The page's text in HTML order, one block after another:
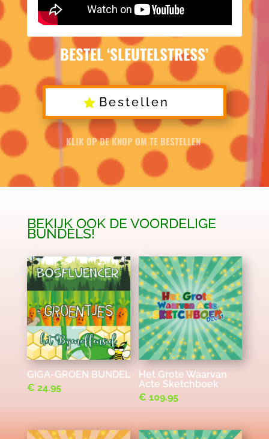
BESTEL ‘SLEUTELSTRESS’
Bestellen
KLIK OP DE KNOP OM TE BESTELLEN
BEKIJK OOK DE VOORDELIGE
BUNDELS!
GIGA-GROEN BUNDEL
€ 24.95
Het Grote Waarvan
Acte Sketchboek
€ 109.95